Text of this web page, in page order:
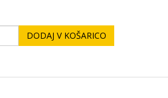
DODAJ V KOŠARICO